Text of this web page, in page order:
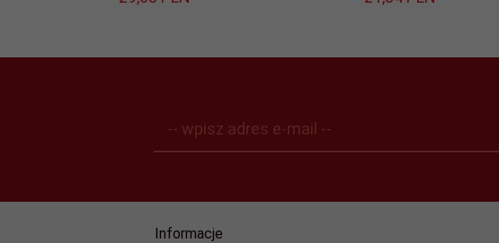
-- wpisz adres e-mail --
Informacje